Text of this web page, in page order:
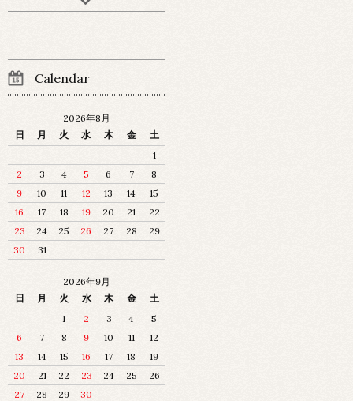
Calendar
2026年8月
日
月 火 水 木 金
土
1
2
3 4 5 6 7
8
9
10 11 12 13 14
15
16
17 18 19 20 21
22
23
24 25 26 27 28
29
30
31
2026年9月
日
月 火 水 木 金
土
1
2 3 4
5
6
7 8 9 10 11
12
13
14 15 16 17 18
19
20
21 22 23 24 25
26
27
28 29 30